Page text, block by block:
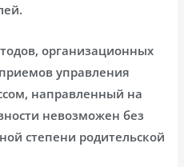
организационных
управления
направленный на
невозможен без
степени родительской